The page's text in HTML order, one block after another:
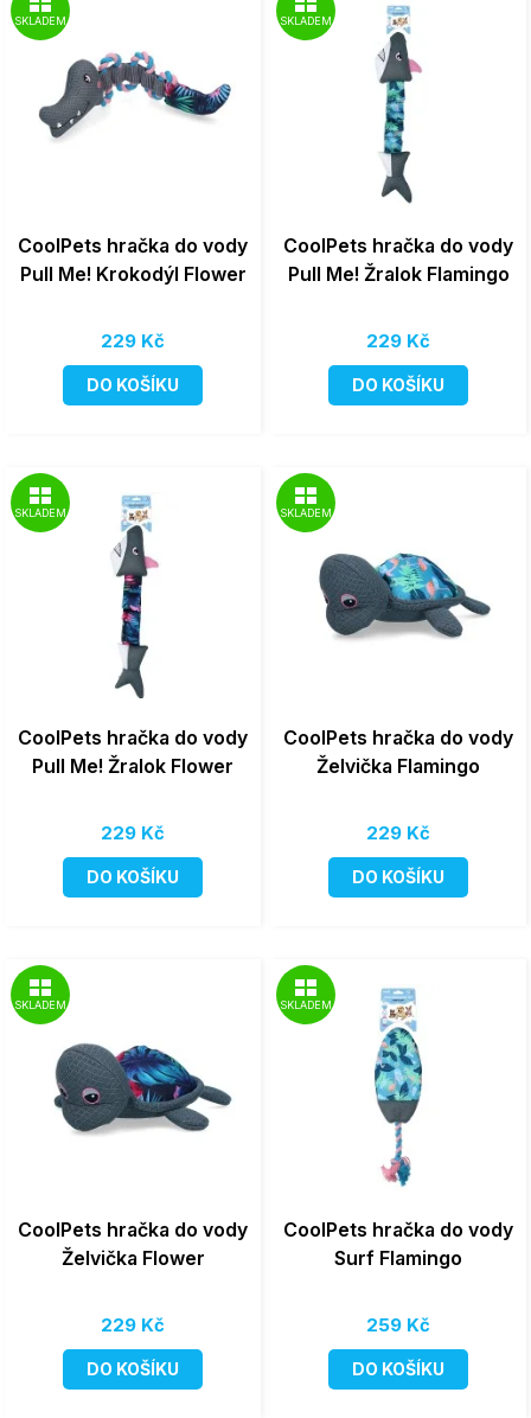
SKLADEM
CoolPets hračka do vody
Pull Me! Krokodýl Flower
229 Kč
DO KOŠÍKU
SKLADEM
CoolPets hračka do vody
Pull Me! Žralok Flamingo
229 Kč
DO KOŠÍKU
SKLADEM
CoolPets hračka do vody
Pull Me! Žralok Flower
229 Kč
DO KOŠÍKU
SKLADEM
CoolPets hračka do vody
Želvička Flamingo
229 Kč
DO KOŠÍKU
SKLADEM
CoolPets hračka do vody
Želvička Flower
229 Kč
DO KOŠÍKU
SKLADEM
CoolPets hračka do vody
Surf Flamingo
259 Kč
DO KOŠÍKU